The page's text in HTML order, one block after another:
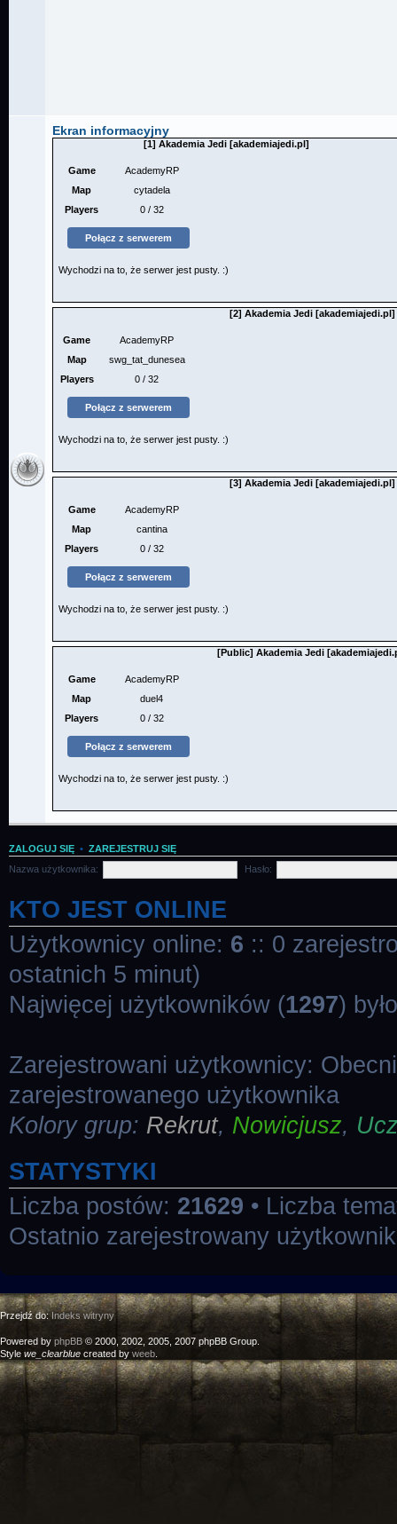
Ekran informacyjny
ZALOGUJ SIĘ • ZAREJESTRUJ SIĘ
Nazwa użytkownika:
Hasło:
KTO JEST ONLINE
Użytkownicy online: 6 :: 0
ostatnich 5 minut)
Najwięcej użytkowników (1297)
Zarejestrowani użytkownicy:
zarejestrowanego użytkownika
Kolory grup: Rekrut, Nowicjusz,
STATYSTYKI
Liczba postów: 21629 • Liczba
Ostatnio zarejestrowany
Przejdź do:Indeks witryny
Powered by phpBB © 2000, 2002, 2005, 2007 phpBB Group.
Style we_clearblue created by weeb